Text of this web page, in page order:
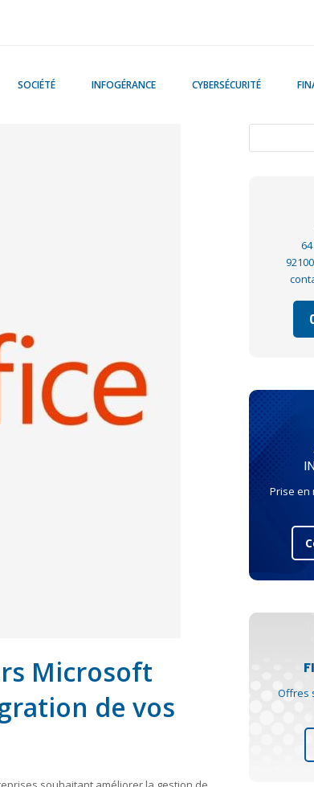
SOCIÉTÉ INFOGÉRANCE CYBERSÉCURITÉ
Microsoft
de vos
Prise en
Offres